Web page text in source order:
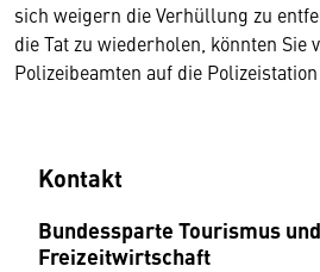
sich weigern die Verhüllung zu
die Tat zu wiederholen, könnten Sie
Polizeibeamten auf die
Kontakt
Bundessparte Tourismus und
Freizeitwirtschaft